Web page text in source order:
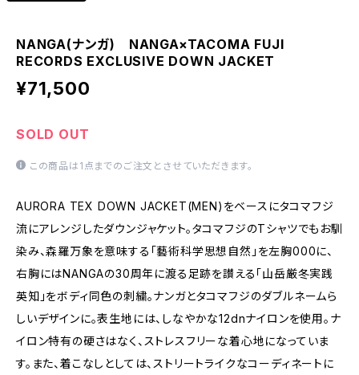
NANGA(ナンガ) NANGA×TACOMA FUJI
RECORDS EXCLUSIVE DOWN JACKET
¥71,500
SOLD OUT
この商品は1点までのご注文とさせていただきます。
AURORA TEX DOWN JACKET(MEN)をベースにタコマフジ
流にアレンジしたダウンジャケット。タコマフジのTシャツでもお馴
染み、森羅万象を意味する「藝術科学思想自然」を左胸000に、
右胸にはNANGAの30周年に渡る足跡を讃える「山岳厳冬実践
英知」をボディ同色の刺繍。ナンガとタコマフジのダブルネームら
しいデザインに。表生地には、しなやかな12dnナイロンを使用。ナ
イロン特有の硬さはなく、ストレスフリーな着心地になっていま
す。また、着こなしとしては、ストリートライクなコーディネートに